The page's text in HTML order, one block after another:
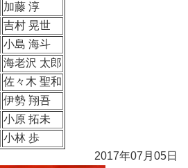
加藤 淳
吉村 晃世
小島 海斗
海老沢 太郎
佐々木 聖和
伊勢 翔吾
小原 拓未
小林 歩
2017年07月05日